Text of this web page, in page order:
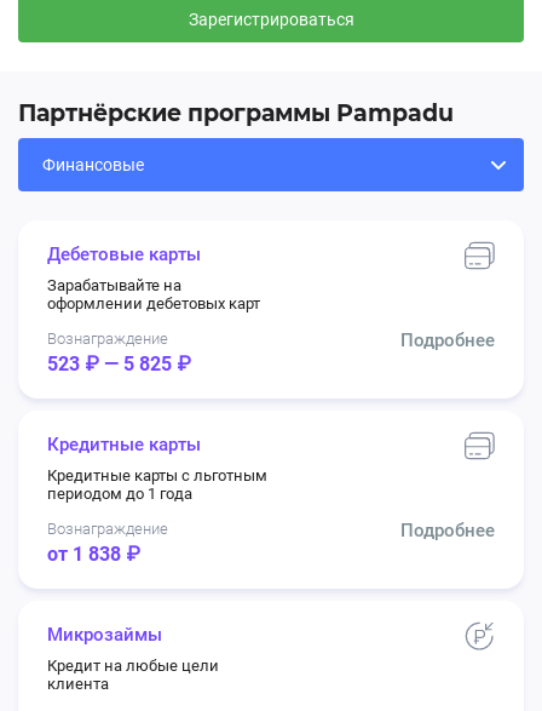
Зарегистрироваться
Партнёрские программы Pampadu
Дебетовые карты
Зарабатывайте на
оформлении дебетовых карт
Вознаграждение
523 ₽ — 5 825 ₽
Подробнее
Кредитные карты
Кредитные карты с льготным
периодом до 1 года
Вознаграждение
от 1 838 ₽
Подробнее
Микрозаймы
Кредит на любые цели
клиента